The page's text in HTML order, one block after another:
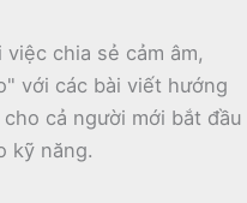
việc chia sẻ cảm âm,
với các bài viết hướng
cả người mới bắt đầu
kỹ năng.